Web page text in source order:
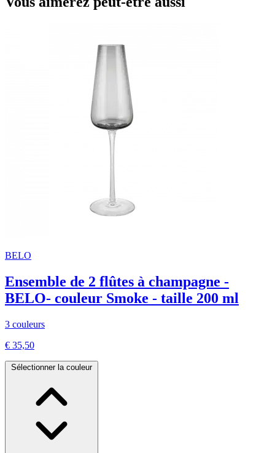
BELO
Ensemble de 2 flûtes à champagne -
BELO- couleur Smoke - taille 200 ml
3 couleurs
€ 35,50
Sélectionner la couleur